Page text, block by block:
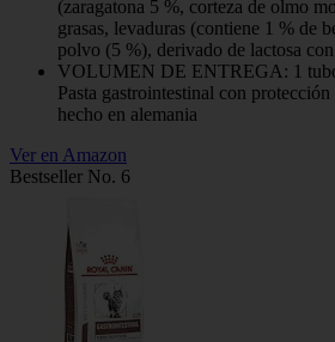
(zaragatona 5 %, corteza de olmo
grasas, levaduras (contiene 1 % de
polvo (5 %), derivado de lactosa
VOLUMEN DE ENTREGA: 1
Pasta gastrointestinal con
hecho en alemania
Ver en Amazon
Bestseller No. 6